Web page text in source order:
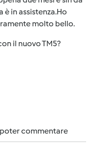
in assistenza.Ho
molto bello.
il nuovo TM5?
commentare